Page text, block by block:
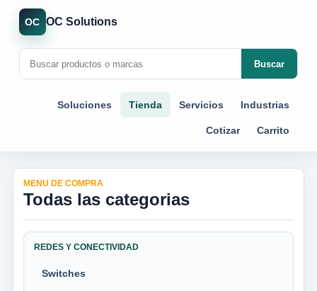
OC OC Solutions
Buscar
Soluciones Tienda Servicios Industrias
Cotizar Carrito
MENU DE COMPRA
Todas las categorias
REDES Y CONECTIVIDAD
Switches